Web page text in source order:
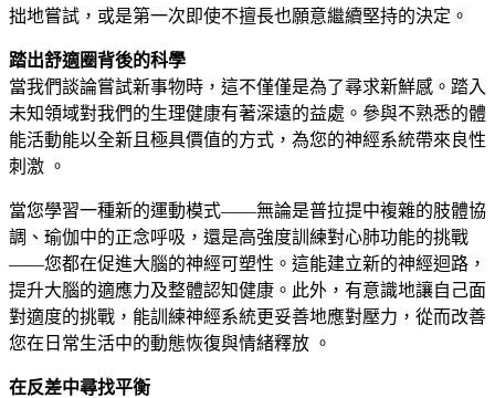
拙地嘗試，或是第一次即使不擅長也願意繼續堅持的決定。
踏出舒適圈背後的科學
當我們談論嘗試新事物時，這不僅僅是為了尋求新鮮感。踏入
未知領域對我們的生理健康有著深遠的益處。參與不熟悉的體
能活動能以全新且極具價值的方式，為您的神經系統帶來良性
刺激 。
當您學習一種新的運動模式——無論是普拉提中複雜的肢體協
調、瑜伽中的正念呼吸，還是高強度訓練對心肺功能的挑戰
——您都在促進大腦的神經可塑性。這能建立新的神經迴路，
提升大腦的適應力及整體認知健康。此外，有意識地讓自己面
對適度的挑戰，能訓練神經系統更妥善地應對壓力，從而改善
您在日常生活中的動態恢復與情緒釋放 。
在反差中尋找平衡